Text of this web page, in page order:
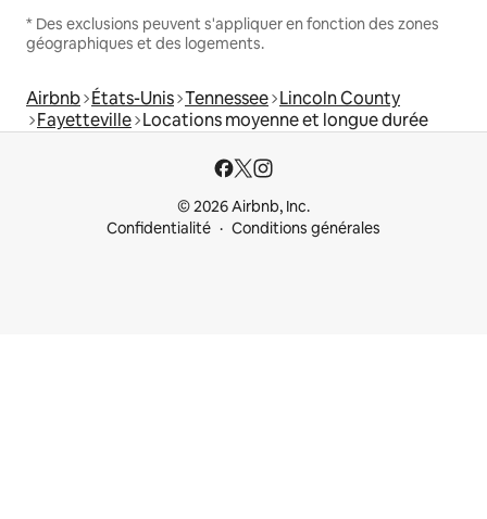
* Des exclusions peuvent s'appliquer en fonction des zones
géographiques et des logements.
Airbnb États-Unis Tennessee Lincoln County
Fayetteville Locations moyenne et longue durée
© 2026 Airbnb, Inc.
Confidentialité
Conditions générales